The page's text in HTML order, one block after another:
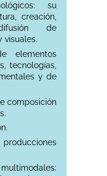
su
creación,
de
visuales.
elementos
tecnologías,
y de
composición